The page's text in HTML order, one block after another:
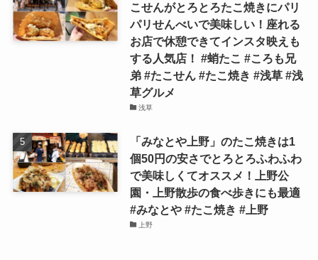
こせんがとろとろたこ焼きにパリ
パリせんべいで美味しい！座れる
お店で休憩できてインスタ映えも
する人気店！ #蛸たこ #ころも兄
弟 #たこせん #たこ焼き #浅草 #浅
草グルメ
浅草
「みなとや上野」のたこ焼きは1
個50円の安さでとろとろふわふわ
で美味しくてオススメ！上野公
園・上野散歩の食べ歩きにも最適
#みなとや #たこ焼き #上野
上野